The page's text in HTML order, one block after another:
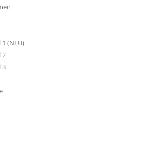
1 (NEU)
2
3